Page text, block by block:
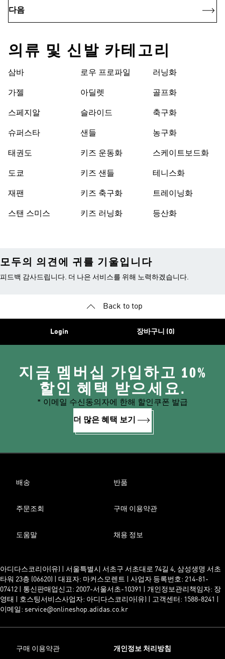
다음
의류 및 신발 카테고리
삼바
가젤
스페지알
슈퍼스타
태권도
도쿄
재팬
스탠 스미스
로우 프로파일
아딜렛
슬라이드
샌들
키즈 운동화
키즈 샌들
키즈 축구화
키즈 러닝화
러닝화
골프화
축구화
농구화
스케이트보드화
테니스화
트레이닝화
등산화
모두의 의견에 귀를 기울입니다
피드백 감사드립니다. 더 나은 서비스를 위해 노력하겠습니다.
Back to top
Login 장바구니 (0)
지금 멤버십 가입하고 10%
할인 혜택 받으세요.
* 이메일 수신동의자에 한해 할인쿠폰 발급
더 많은 혜택 보기
배송 반품
주문조회 구매 이용약관
도움말 채용 정보
아디다스코리아(유) | 서울특별시 서초구 서초대로 74길 4, 삼성생명 서초
타워 23층 (06620) | 대표자: 마커스모렌트 | 사업자 등록번호: 214-81-
07412 | 통신판매업신고: 2007-서울서초-10391 | 개인정보관리책임자: 장
영태 | 호스팅서비스사업자: 아디다스코리아(유) | 고객센터: 1588-8241 |
이메일: service@onlineshop.adidas.co.kr
구매 이용약관 개인정보 처리방침